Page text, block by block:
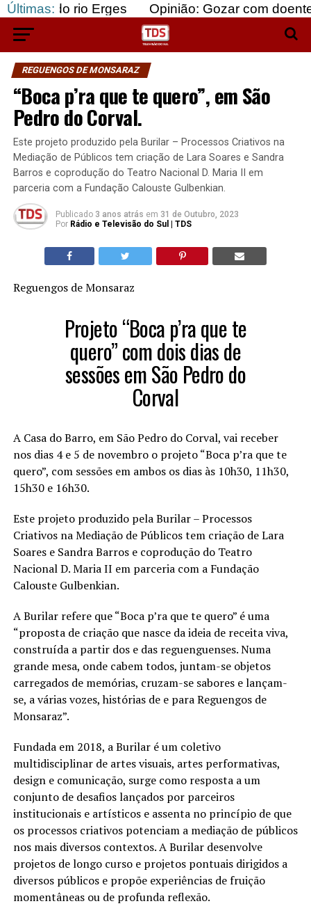
Últimas:
Erges Opinião: Gozar com doentes e
REGUENGOS DE MONSARAZ
“Boca p’ra que te quero”, em São
Pedro do Corval.
Este projeto produzido pela Burilar – Processos Criativos na
Mediação de Públicos tem criação de Lara Soares e Sandra
Barros e coprodução do Teatro Nacional D. Maria II em
parceria com a Fundação Calouste Gulbenkian.
Publicado 3 anos atrás em 31 de Outubro, 2023
Por Rádio e Televisão do Sul | TDS
Reguengos de Monsaraz
Projeto “Boca p’ra que te
quero” com dois dias de
sessões em São Pedro do
Corval
A Casa do Barro, em São Pedro do Corval, vai receber
nos dias 4 e 5 de novembro o projeto “Boca p’ra que te
quero”, com sessões em ambos os dias às 10h30, 11h30,
15h30 e 16h30.
Este projeto produzido pela Burilar – Processos
Criativos na Mediação de Públicos tem criação de Lara
Soares e Sandra Barros e coprodução do Teatro
Nacional D. Maria II em parceria com a Fundação
Calouste Gulbenkian.
A Burilar refere que “Boca p’ra que te quero” é uma
“proposta de criação que nasce da ideia de receita viva,
construída a partir dos e das reguenguenses. Numa
grande mesa, onde cabem todos, juntam-se objetos
carregados de memórias, cruzam-se sabores e lançam-
se, a várias vozes, histórias de e para Reguengos de
Monsaraz”.
Fundada em 2018, a Burilar é um coletivo
multidisciplinar de artes visuais, artes performativas,
design e comunicação, surge como resposta a um
conjunto de desafios lançados por parceiros
institucionais e artísticos e assenta no princípio de que
os processos criativos potenciam a mediação de públicos
nos mais diversos contextos. A Burilar desenvolve
projetos de longo curso e projetos pontuais dirigidos a
diversos públicos e propõe experiências de fruição
momentâneas ou de profunda reflexão.